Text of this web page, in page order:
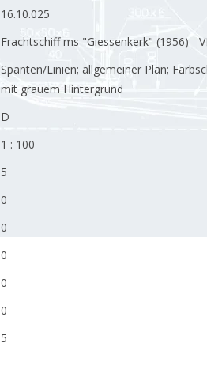
16.10.025
Frachtschiff ms "Giessenkerk" (1956) -
Spanten/Linien; allgemeiner Plan;
mit grauem Hintergrund
D
1 : 100
5
0
0
0
0
0
5